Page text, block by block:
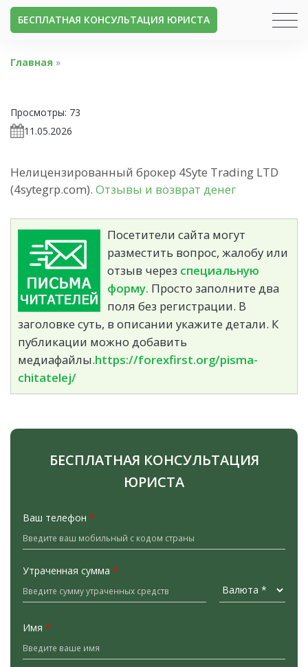
БЕСПЛАТНАЯ КОНСУЛЬТАЦИЯ ЮРИСТА
Главная »
Просмотры: 73
11.05.2026
Нелицензированный брокер 4Syte Trading LTD
(4sytegrp.com). Отзывы и возврат денег
Посетители сайта могут
разместить вопрос, жалобу или
отзыв через специальную
форму. Просто заполните два
поля без регистрации. В
заголовке суть, в описании укажите детали. К
публикации можно добавить
медиафайлы.https://forexfirst.org/pisma-
chitatelej/
БЕСПЛАТНАЯ КОНСУЛЬТАЦИЯ
ЮРИСТА
Ваш телефон *
Утраченная сумма *
Имя *